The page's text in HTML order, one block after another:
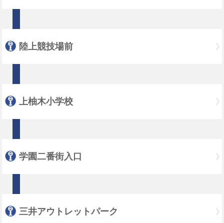
陸上競技場前
上柚木小学校
学園二番街入口
三井アウトレットパーク